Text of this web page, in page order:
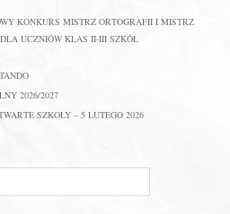
KONKURS MISTRZ ORTOGRAFII I MISTRZ
UCZNIÓW KLAS II-III SZKÓŁ
2026/2027
SZKOŁY – 5 LUTEGO 2026